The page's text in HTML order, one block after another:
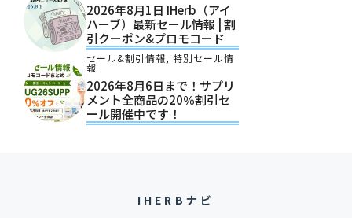
2026年8月1日 IHerb（アイ
ハーブ）最新セール情報 | 割
引クーポン&プロモコード
セール&割引情報, 特別セール情
報
2026年8月6日まで！サプリ
メント全商品の20％割引セ
ール開催中です！
IHERBナビ